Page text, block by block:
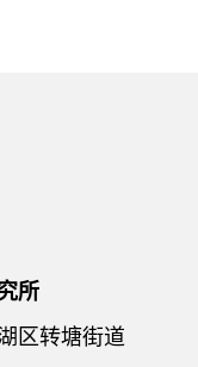
所
区转塘街道